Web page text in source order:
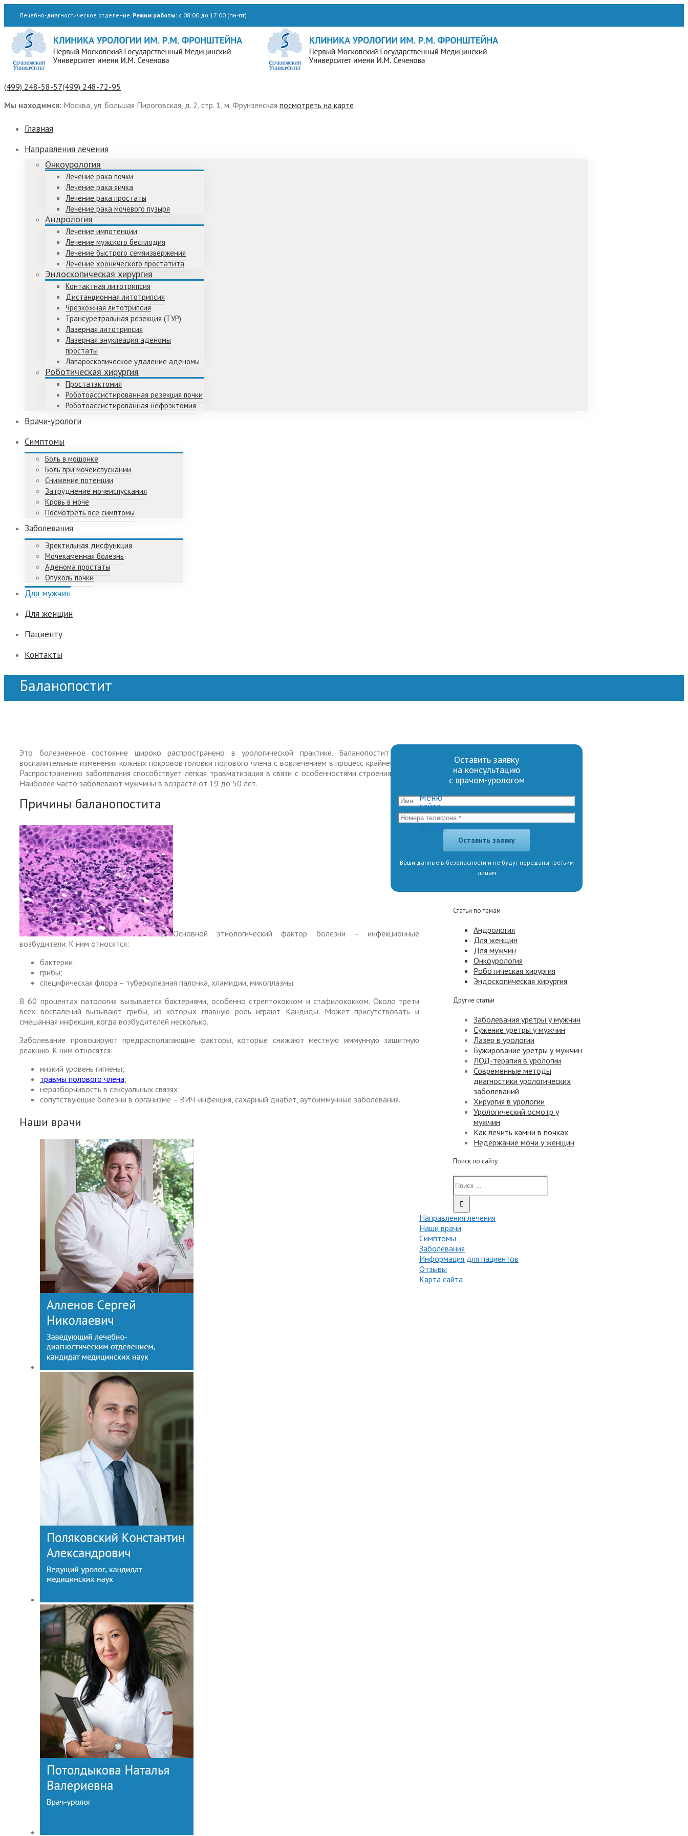
Лечебно-диагностическое отделение. Режим работы: с 08:00 до 17:00 (пн-пт)
(499) 248-58-57(499) 248-72-95
Мы находимся: Москва, ул. Большая Пироговская, д. 2, стр. 1, м. Фрунзенская посмотреть на карте
Главная
Направления лечения
Онкоурология
Лечение рака почки
Лечение рака яичка
Лечение рака простаты
Лечение рака мочевого пузыря
Андрология
Лечение импотенции
Лечение мужского бесплодия
Лечение быстрого семяизвержения
Лечение хронического простатита
Эндоскопическая хирургия
Контактная литотрипсия
Дистанционная литотрипсия
Чрезкожная литотрипсия
Трансуретральная резекция (ТУР)
Лазерная литотрипсия
Лазерная энуклеация аденомы
простаты
Лапароскопическое удаление аденомы
Роботическая хирургия
Простатэктомия
Роботоассистированная резекция почки
Роботоассистированная нефрэктомия
Врачи-урологи
Симптомы
Боль в мошонке
Боль при мочеиспускании
Снижение потенции
Затруднение мочеиспускания
Кровь в моче
Посмотреть все симптомы
Заболевания
Эректильная дисфункция
Мочекаменная болезнь
Аденома простаты
Опухоль почки
Для мужчин
Для женщин
Пациенту
Контакты
Баланопостит
Это болезненное состояние широко распространено в урологической практике. Баланопостит – это
воспалительные изменения кожных покровов головки полового члена с вовлечением в процесс крайней плоти.
Распространению заболевания способствует легкая травматизация в связи с особенностями строения органа.
Наиболее часто заболевают мужчины в возрасте от 19 до 50 лет.
Причины баланопостита
Основной этиологический фактор болезни – инфекционные
возбудители. К ним относятся:
бактерии;
грибы;
специфическая флора – туберкулезная палочка, хламидии, микоплазмы.
В 60 процентах патология вызывается бактериями, особенно стрептококком и стафилококком. Около трети
всех воспалений вызывают грибы, из которых главную роль играют Кандиды. Может присутствовать и
смешанная инфекция, когда возбудителей несколько.
Заболевание провоцируют предрасполагающие факторы, которые снижают местную иммунную защитную
реакцию. К ним относятся:
низкий уровень гигиены;
травмы полового члена;
неразборчивость в сексуальных связях;
сопутствующие болезни в организме – ВИЧ-инфекция, сахарный диабет, аутоиммунные заболевания.
Наши врачи
Оставить заявку
на консультацию
с врачом-урологом
Ваши данные в безопасности и не будут переданы третьим
лицам
Статьи по темам
Андрология
Для женщин
Для мужчин
Онкоурология
Роботическая хирургия
Эндоскопическая хирургия
Другие статьи
Заболевания уретры у мужчин
Сужение уретры у мужчин
Лазер в урологии
Бужирование уретры у мужчин
ЛОД-терапия в урологии
Современные методы
диагностики урологических
заболеваний
Хирургия в урологии
Урологический осмотр у
мужчин
Как лечить камни в почках
Недержание мочи у женщин
Поиск по сайту
Меню
сайта
Главная
Направления лечения
Наши врачи
Симптомы
Заболевания
Информация для пациентов
Отзывы
Карта сайта